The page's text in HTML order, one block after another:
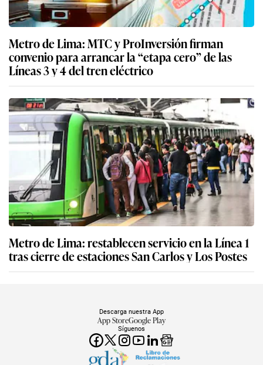
Metro de Lima: MTC y ProInversión firman
convenio para arrancar la “etapa cero” de las
Líneas 3 y 4 del tren eléctrico
Metro de Lima: restablecen servicio en la Línea 1
tras cierre de estaciones San Carlos y Los Postes
Síguenos
Descarga nuestra App
App StoreGoogle Play